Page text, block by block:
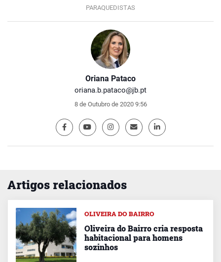
Oriana Pataco
oriana.b.pataco@jb.pt
8 de Outubro de 2020 9:56
PARAQUEDISTAS
Artigos relacionados
OLIVEIRA DO BAIRRO
Oliveira do Bairro cria resposta
habitacional para homens
sozinhos